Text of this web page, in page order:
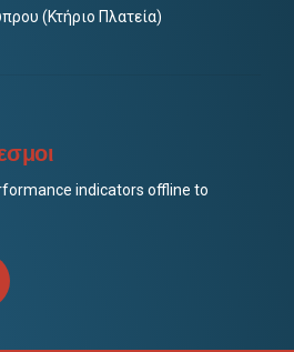
(Κτήριο Πλατεία)
indicators offline to